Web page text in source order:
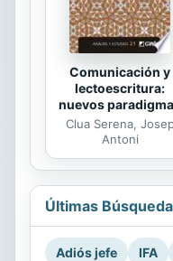
Comunicación y
lectoescritura:
nuevos
Clua Serena,
Antoni
Últimas
Adiós jefe IFA